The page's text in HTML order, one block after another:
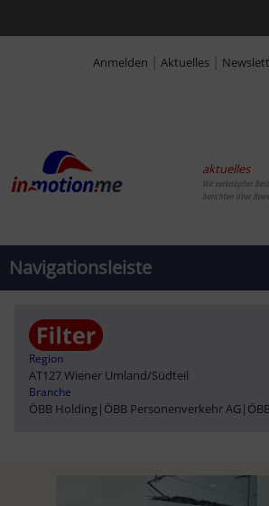
Anmelden | Aktuelles |
aktuelles
Wir verknüpfen
berichten über
Navigationsleiste
Region
AT127 Wiener Umland/Südteil
Branche
ÖBB Holding| ÖBB Personenverkehr AG|